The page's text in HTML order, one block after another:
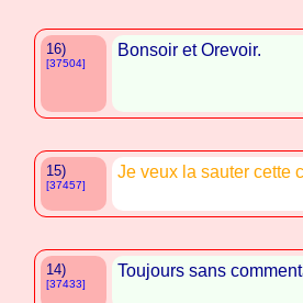
16)
[37504]
Bonsoir et Orevoir.
15)
[37457]
Je veux la sauter cette
14)
[37433]
Toujours sans